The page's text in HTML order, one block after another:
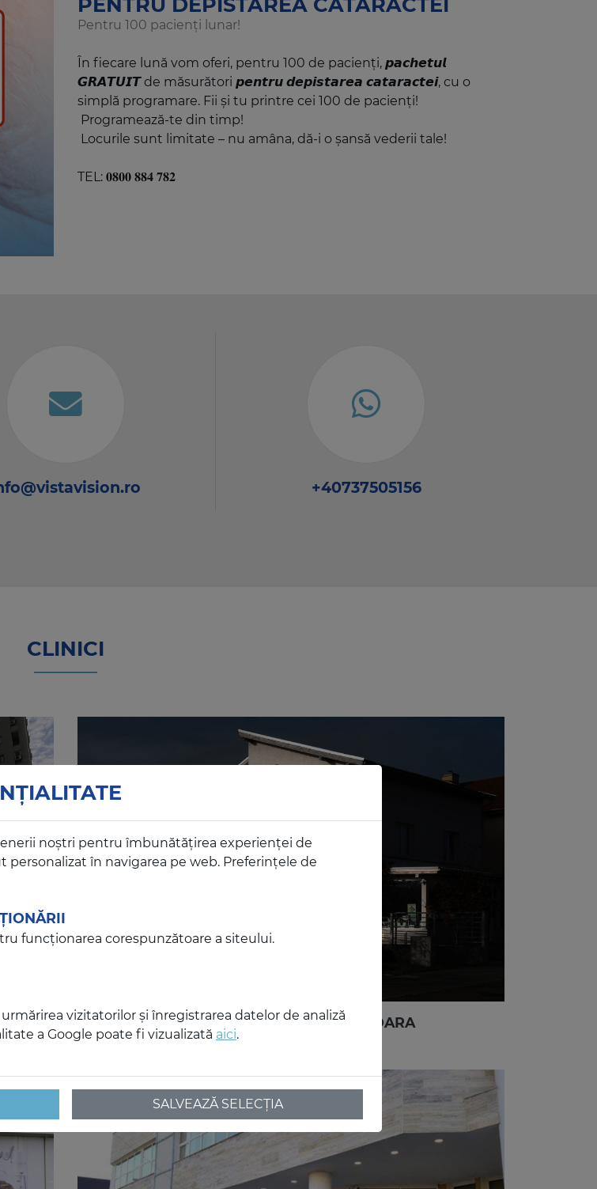
Pentru 100 pacienți lunar!
În fiecare lună vom oferi, pentru 100 de pacienți, 𝙥𝙖𝙘𝙝𝙚𝙩𝙪𝙡
𝙂𝙍𝘼𝙏𝙐𝙄𝙏 de măsurători 𝙥𝙚𝙣𝙩𝙧𝙪 𝙙𝙚𝙥𝙞𝙨𝙩𝙖𝙧𝙚𝙖 𝙘𝙖𝙩𝙖𝙧𝙖𝙘𝙩𝙚𝙞, cu o
simplă programare. Fii și tu printre cei 100 de pacienți!
Programează-te din timp!
Locurile sunt limitate – nu amâna, dă-i o șansă vederii tale!
TEL: 𝟎𝟖𝟎𝟎 𝟖𝟖𝟒 𝟕𝟖𝟐
+40737505156
CLINICI
CLINICA VISTA VISION TIMIŞOARA
noștri pentru îmbunătățirea experienței de
în navigarea pe web. Preferințele de
funcționarea corespunzătoare a siteului.
vizitatorilor și înregistrarea datelor de analiză
a Google poate fi vizualizată aici.
SALVEAZĂ SELECȚIA